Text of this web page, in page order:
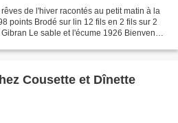
de l'hiver racontés au petit matin à la
points Brodé sur lin 12 fils en 2 fils sur 2
Le sable et l'écume 1926 Bienvenue
Cousette et Dînette